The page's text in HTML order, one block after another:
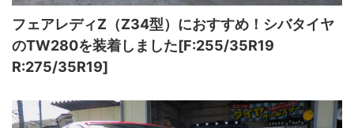
フェアレディZ（Z34型）におすすめ！シバタイヤ
のTW280を装着しました[F:255/35R19
R:275/35R19]